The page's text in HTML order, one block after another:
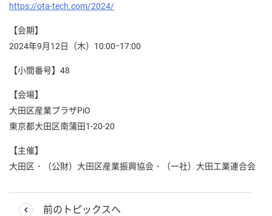
https://ota-tech.com/2024/
【会期】
2024年9月12日（木）10:00ｰ17:00
【小間番号】48
【会場】
大田区産業プラザPiO
東京都大田区南蒲田1-20-20
【主催】
大田区・（公財）大田区産業振興協会・（一社）大田工業連合会
前のトピックスへ